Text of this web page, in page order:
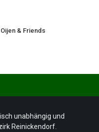
& Friends
unabhängig und
Reinickendorf.